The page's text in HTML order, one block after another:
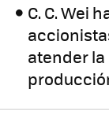
C. C. Wei
atender